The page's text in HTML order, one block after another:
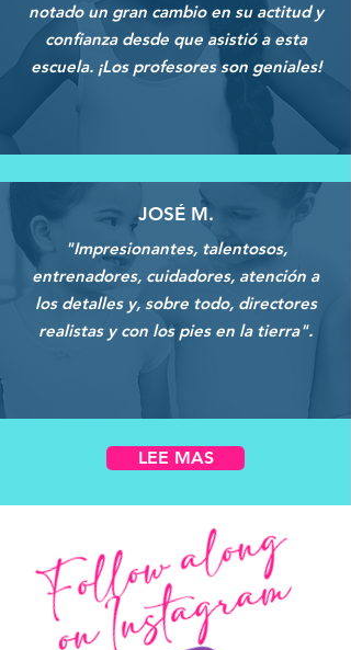
notado un gran cambio en su actitud y
confianza desde que asistió a esta
escuela. ¡Los profesores son geniales!
JOSÉ M.
"Impresionantes, talentosos,
entrenadores, cuidadores, atención a
los detalles y, sobre todo, directores
realistas y con los pies en la tierra".
LEE MAS